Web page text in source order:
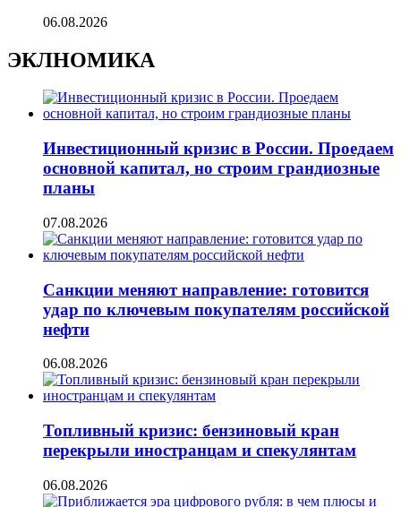
06.08.2026
ЭКЛНОМИКА
Инвестиционный кризис в России. Проедаем
основной капитал, но строим грандиозные
планы
07.08.2026
Санкции меняют направление: готовится
удар по ключевым покупателям российской
нефти
06.08.2026
Топливный кризис: бензиновый кран
перекрыли иностранцам и спекулянтам
06.08.2026